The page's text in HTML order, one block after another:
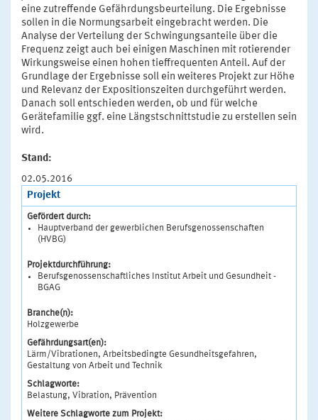
eine zutreffende Gefährdungsbeurteilung. Die Ergebnisse
sollen in die Normungsarbeit eingebracht werden. Die
Analyse der Verteilung der Schwingungsanteile über die
Frequenz zeigt auch bei einigen Maschinen mit rotierender
Wirkungsweise einen hohen tieffrequenten Anteil. Auf der
Grundlage der Ergebnisse soll ein weiteres Projekt zur Höhe
und Relevanz der Expositionszeiten durchgeführt werden.
Danach soll entschieden werden, ob und für welche
Gerätefamilie ggf. eine Längstschnittstudie zu erstellen sein
wird.
Stand:
02.05.2016
Projekt
Gefördert durch:
Hauptverband der gewerblichen Berufsgenossenschaften
(HVBG)
Projektdurchführung:
Berufsgenossenschaftliches Institut Arbeit und Gesundheit -
BGAG
Branche(n):
Holzgewerbe
Gefährdungsart(en):
Lärm/Vibrationen, Arbeitsbedingte Gesundheitsgefahren,
Gestaltung von Arbeit und Technik
Schlagworte:
Belastung, Vibration, Prävention
Weitere Schlagworte zum Projekt: